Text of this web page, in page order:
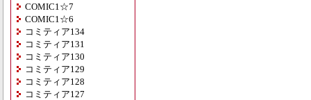
COMIC1☆7
COMIC1☆6
コミティア134
コミティア131
コミティア130
コミティア129
コミティア128
コミティア127